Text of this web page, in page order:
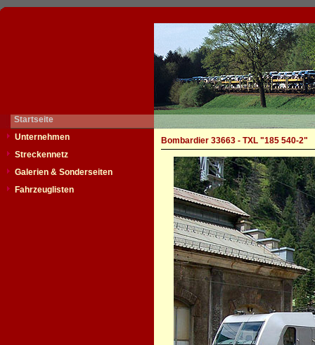
Startseite
Unternehmen
Streckennetz
Galerien & Sonderseiten
Fahrzeuglisten
Bombardier 33663 - TXL "185 540-2"